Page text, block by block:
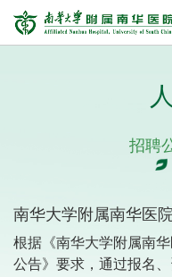
招聘
根据《南华大学附属南
公告》要求，通过报名